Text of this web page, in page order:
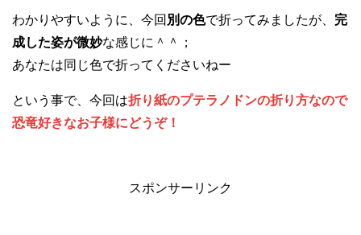
わかりやすいように、今回 別の色で折ってみましたが、 完
成した姿が微妙な感じに＾＾；
あなたは同じ色で折ってくださいねー
という事で、今回は折り紙のプテラノドンの折り方なので
恐竜好きなお子様にどうぞ！
スポンサーリンク